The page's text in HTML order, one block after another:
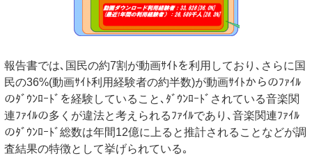
報告書では､国民の約7割が動画ｻｲﾄを利用しており､さらに国
民の36%(動画ｻｲﾄ利用経験者の約半数)が動画ｻｲﾄからのﾌｧｲﾙ
のﾀﾞｳﾝﾛｰﾄﾞを経験していること､ﾀﾞｳﾝﾛｰﾄﾞされている音楽関
連ﾌｧｲﾙの多くが違法と考えられるﾌｧｲﾙであり､音楽関連ﾌｧｲﾙ
のﾀﾞｳﾝﾛｰﾄﾞ総数は年間12億に上ると推計されることなどが調
査結果の特徴として挙げられている｡